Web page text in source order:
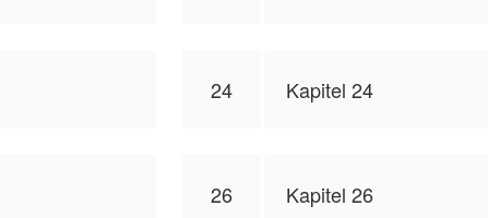
24 Kapitel 24
26 Kapitel 26